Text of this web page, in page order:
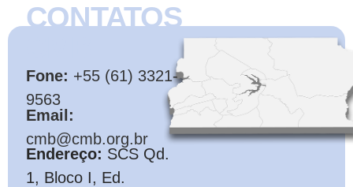
CONTATOS
Fone: +55 (61) 3321-
9563
Email:
cmb@cmb.org.br
Endereço: SCS Qd.
1, Bloco I, Ed.